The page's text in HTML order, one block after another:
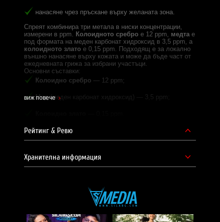
нанасяне чрез пръскане върху желаната зона.
Спреят комбинира три метала в ниски концентрации,
измерени в ppm. Колоидното сребро е 12 ppm, медта е
под формата на меден карбонат хидроксид в 3,5 ppm, а
колоидното злато е 0,15 ppm. Подходящ е за локално
външно нанасяне върху кожата и може да бъде част от
ежедневната грижа за избрани участъци.
Основни съставки:
Колоидно сребро — 12 ppm;
Мед(меден карбонат хидроксид) — 3,5 ppm;
Начин на употреба:
Начин на нанасяне:напръскайте желаната зона.
Често задавани въпроси:
Да, спреят е предназначен за локално външно нанасяне
върху кожата и може да се използва върху лицето, като
го напръскате върху желаната зона при нужда.
Колко бързо попива спреят след нанасяне върху
виж повече
Рейтинг & Ревю
Хранителна информация